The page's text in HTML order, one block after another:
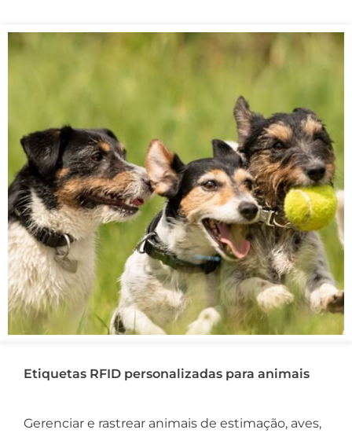
Etiquetas RFID personalizadas para animais
Gerenciar e rastrear animais de estimação, aves,